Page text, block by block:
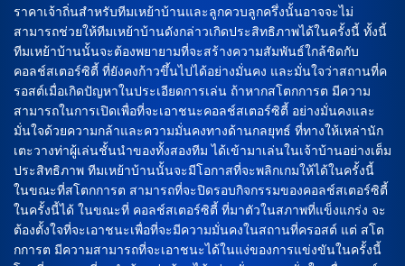
ราคาเจ้าถิ่นสำหรับทีมเหย้าบ้านและลูกควบลูกครึ่งนั้นอาจจะไม่
สามารถช่วยให้ทีมเหย้าบ้านดังกล่าวเกิดประสิทธิภาพได้ในครั้งนี้ ทั้งนี้
ทีมเหย้าบ้านนั้นจะต้องพยายามที่จะสร้างความสัมพันธ์ใกล้ชิดกับ
คอลช์สเตอร์ซิตี้ ที่ยังคงก้าวขึ้นไปได้อย่างมั่นคง และมั่นใจว่าสถานที่ค
รอสต์เมื่อเกิดปัญหาในประเอียดการเล่น ถ้าหากสโตกการต มีความ
สามารถในการเปิดเพื่อที่จะเอาชนะคอลช์สเตอร์ซิตี้ อย่างมั่นคงและ
มั่นใจด้วยความกล้าและความมั่นคงทางด้านกลยุทธ์ ที่ทางให้เหล่านัก
เตะวางท่าผู้เล่นชั้นนำของทั้งสองทีม ได้เข้ามาเล่นในเจ้าบ้านอย่างเต็ม
ประสิทธิภาพ ทีมเหย้าบ้านนั้นจะมีโอกาสที่จะพลิกเกมให้ได้ในครั้งนี้
ในขณะที่สโตกการต สามารถที่จะปิดรอบกิจกรรมของคอลช์สเตอร์ซิตี้
ในครั้งนี้ได้ ในขณะที่ คอลช์สเตอร์ซิตี้ ที่มาตัวในสภาพที่แข็งแกร่ง จะ
ต้องตั้งใจที่จะเอาชนะเพื่อที่จะมีความมั่นคงในสถานที่ครอสต์ แต่ สโต
กการต มีความสามารถที่จะเอาชนะได้ในแง่ของการแข่งขันในครั้งนี้